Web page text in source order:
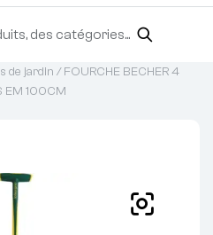
de jardin / FOURCHE BECHER 4
EM 100CM